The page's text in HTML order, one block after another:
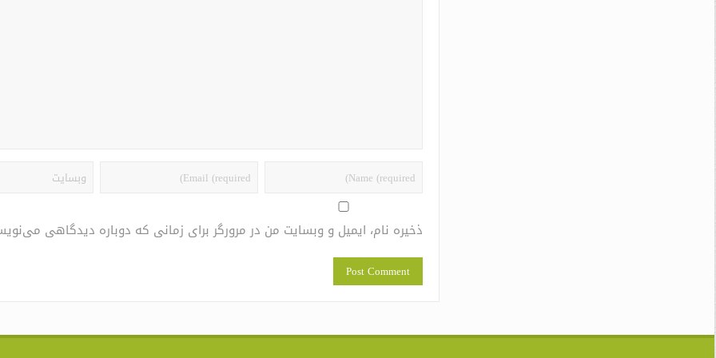
ذخیره نام، ایمیل و وبسایت من در مرورگر برای زمانی که دوباره دیدگاهی